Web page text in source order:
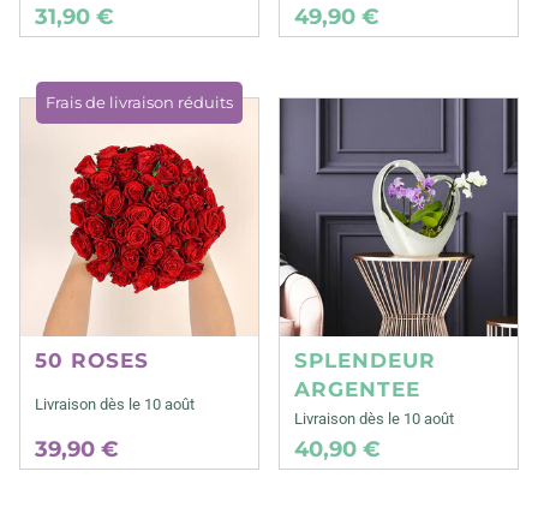
31,90 € 49,90 €
Frais de livraison réduits
50 ROSES
Livraison dès le 10 août
39,90 €
SPLENDEUR
ARGENTEE
Livraison dès le 10 août
40,90 €